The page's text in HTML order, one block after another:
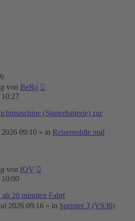
von BeRo
(Starterbatterie) zur
2026 09:10 » in Reisemobile und
von fOV
ab 20 minuten Fahrt
2026 09:16 » in Sprinter 3 (VS30)